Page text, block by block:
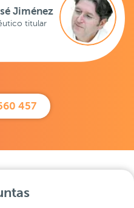
457
Jiménez
titular